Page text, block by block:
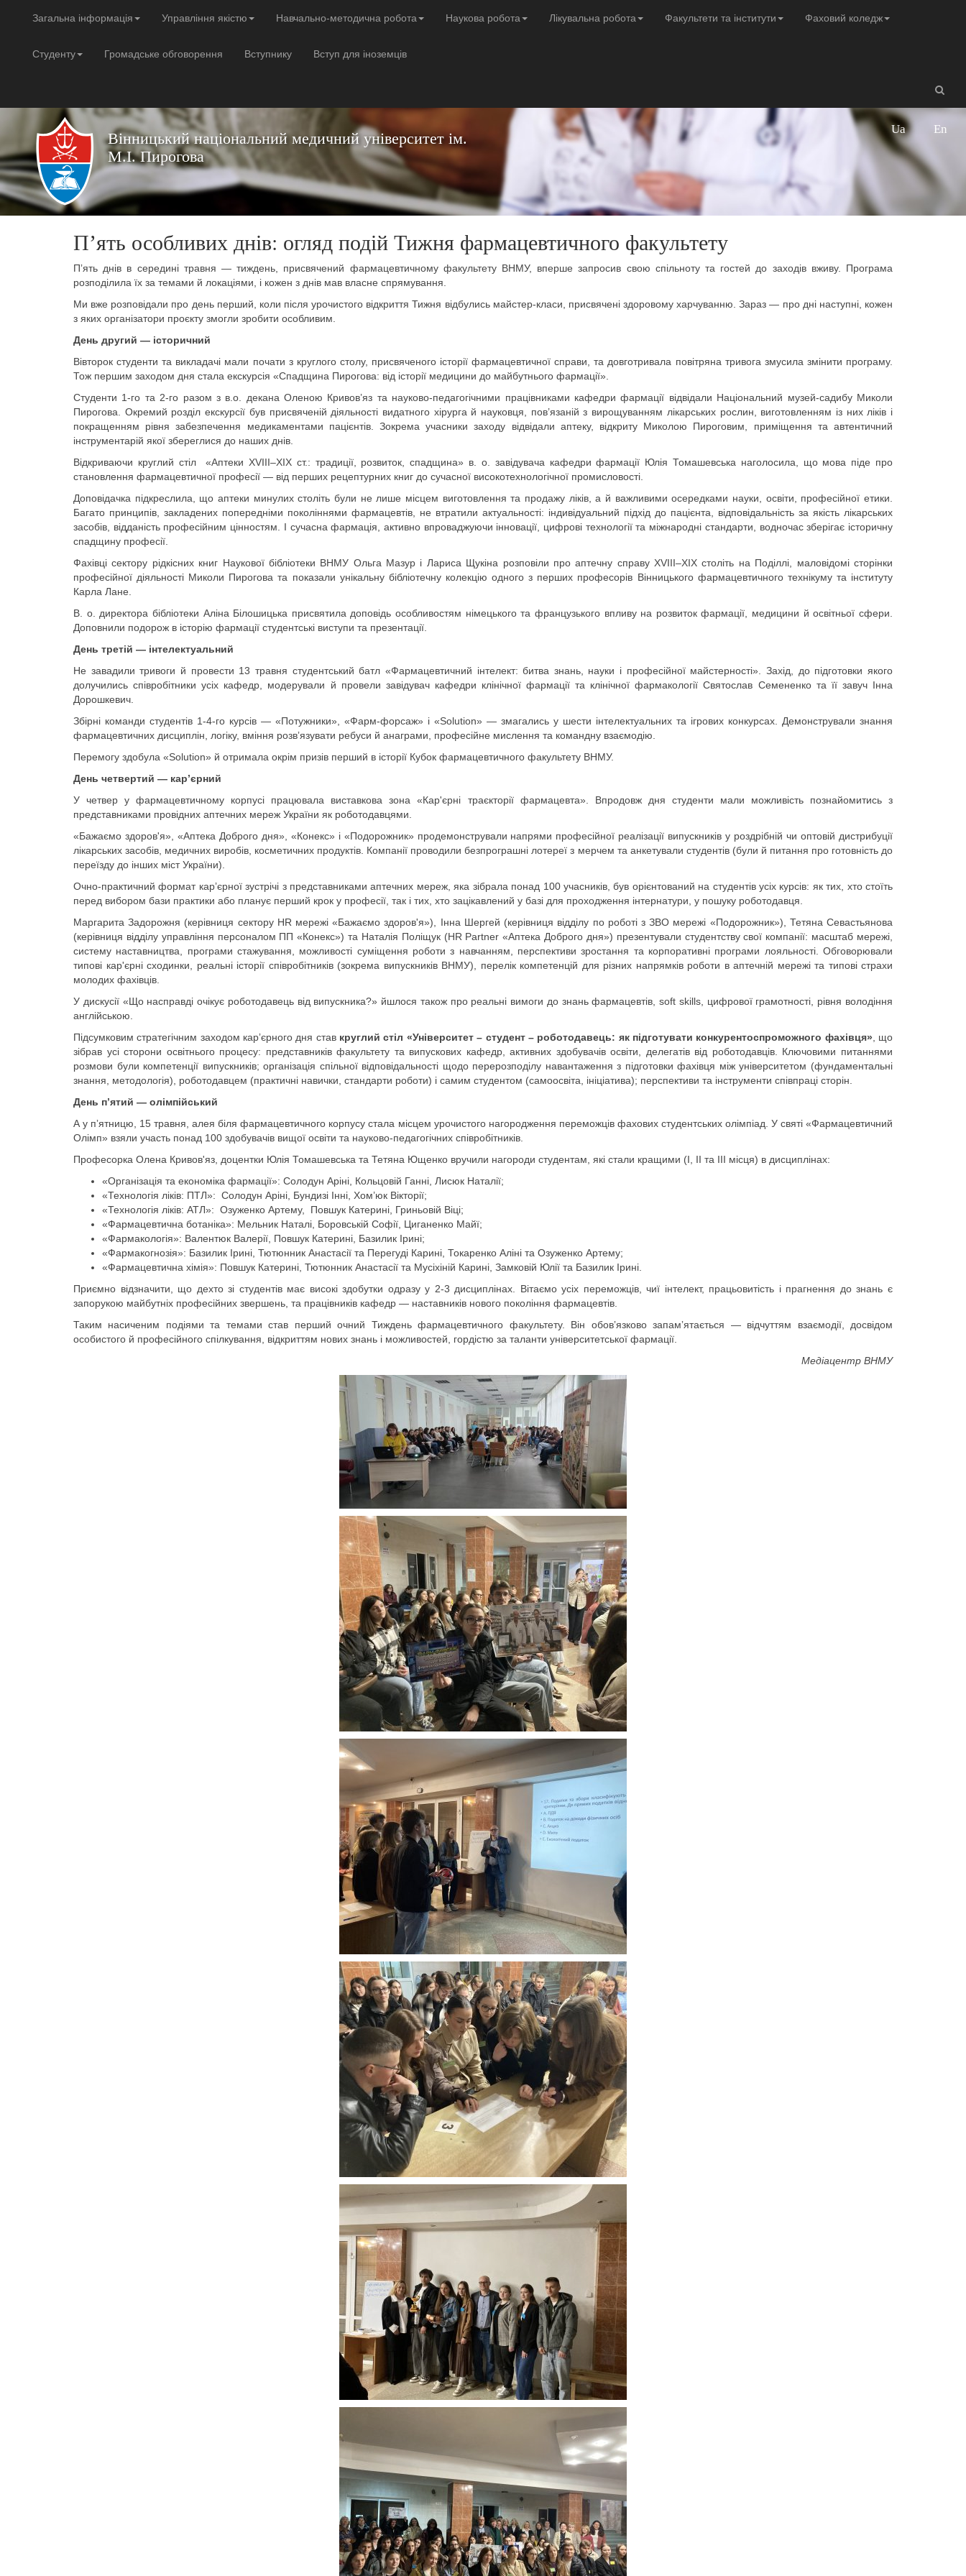
Загальна інформація Управління якістю Навчально-методична робота Наукова робота Лікувальна робота Факультети та інститути Фаховий коледж
Студенту Громадське обговорення Вступнику Вступ для іноземців
Вінницький національний медичний університет ім.
М.І. Пирогова
Ua En
Пʼять особливих днів: огляд подій Тижня фармацевтичного факультету
Пʼять днів в середині травня — тиждень, присвячений фармацевтичному факультету ВНМУ, вперше запросив свою спільноту та гостей до заходів вживу. Програма
розподілила їх за темами й локаціями, і кожен з днів мав власне спрямування.
Ми вже розповідали про день перший, коли після урочистого відкриття Тижня відбулись майстер-класи, присвячені здоровому харчуванню. Зараз — про дні наступні, кожен
з яких організатори проєкту змогли зробити особливим.
День другий — історичний
Вівторок студенти та викладачі мали почати з круглого столу, присвяченого історії фармацевтичної справи, та довготривала повітряна тривога змусила змінити програму.
Тож першим заходом дня стала екскурсія «Спадщина Пирогова: від історії медицини до майбутнього фармації».
Студенти 1-го та 2-го разом з в.о. декана Оленою Кривов’яз та науково-педагогічними працівниками кафедри фармації відвідали Національний музей-садибу Миколи
Пирогова. Окремий розділ екскурсії був присвяченій діяльності видатного хірурга й науковця, пов’язаній з вирощуванням лікарських рослин, виготовленням із них ліків і
покращенням рівня забезпечення медикаментами пацієнтів. Зокрема учасники заходу відвідали аптеку, відкриту Миколою Пироговим, приміщення та автентичний
інструментарій якої збереглися до наших днів.
Відкриваючи круглий стіл «Аптеки XVIII–XIX ст.: традиції, розвиток, спадщина» в. о. завідувача кафедри фармації Юлія Томашевська наголосила, що мова піде про
становлення фармацевтичної професії — від перших рецептурних книг до сучасної високотехнологічної промисловості.
Доповідачка підкреслила, що аптеки минулих століть були не лише місцем виготовлення та продажу ліків, а й важливими осередками науки, освіти, професійної етики.
Багато принципів, закладених попередніми поколіннями фармацевтів, не втратили актуальності: індивідуальний підхід до пацієнта, відповідальність за якість лікарських
засобів, відданість професійним цінностям. І сучасна фармація, активно впроваджуючи інновації, цифрові технології та міжнародні стандарти, водночас зберігає історичну
спадщину професії.
Фахівці сектору рідкісних книг Наукової бібліотеки ВНМУ Ольга Мазур і Лариса Щукіна розповіли про аптечну справу XVIII–XIX століть на Поділлі, маловідомі сторінки
професійної діяльності Миколи Пирогова та показали унікальну бібліотечну колекцію одного з перших професорів Вінницького фармацевтичного технікуму та інституту
Карла Лане.
В. о. директора бібліотеки Аліна Білошицька присвятила доповідь особливостям німецького та французького впливу на розвиток фармації, медицини й освітньої сфери.
Доповнили подорож в історію фармації студентські виступи та презентації.
День третій — інтелектуальний
Не завадили тривоги й провести 13 травня студентський батл «Фармацевтичний інтелект: битва знань, науки і професійної майстерності». Захід, до підготовки якого
долучились співробітники усіх кафедр, модерували й провели завідувач кафедри клінічної фармації та клінічної фармакології Святослав Семененко та її завуч Інна
Дорошкевич.
Збірні команди студентів 1-4-го курсів — «Потужники», «Фарм-форсаж» і «Solution» — змагались у шести інтелектуальних та ігрових конкурсах. Демонстрували знання
фармацевтичних дисциплін, логіку, вміння розвʼязувати ребуси й анаграми, професійне мислення та командну взаємодію.
Перемогу здобула «Solution» й отримала окрім призів перший в історії Кубок фармацевтичного факультету ВНМУ.
День четвертий — карʼєрний
У четвер у фармацевтичному корпусі працювала виставкова зона «Кар'єрні траєкторії фармацевта». Впродовж дня студенти мали можливість познайомитись з
представниками провідних аптечних мереж України як роботодавцями.
«Бажаємо здоров'я», «Аптека Доброго дня», «Конекс» і «Подорожник» продемонстрували напрями професійної реалізації випускників у роздрібній чи оптовій дистрибуції
лікарських засобів, медичних виробів, косметичних продуктів. Компанії проводили безпрограшні лотереї з мерчем та анкетували студентів (були й питання про готовність до
переїзду до інших міст України).
Очно-практичний формат карʼєрної зустрічі з представниками аптечних мереж, яка зібрала понад 100 учасників, був орієнтований на студентів усіх курсів: як тих, хто стоїть
перед вибором бази практики або планує перший крок у професії, так і тих, хто зацікавлений у базі для проходження інтернатури, у пошуку роботодавця.
Маргарита Задорожня (керівниця сектору HR мережі «Бажаємо здоров'я»), Інна Шергей (керівниця відділу по роботі з ЗВО мережі «Подорожник»), Тетяна Севастьянова
(керівниця відділу управління персоналом ПП «Конекс») та Наталія Поліщук (HR Partner «Аптека Доброго дня») презентували студентству свої компанії: масштаб мережі,
систему наставництва, програми стажування, можливості суміщення роботи з навчанням, перспективи зростання та корпоративні програми лояльності. Обговорювали
типові кар'єрні сходинки, реальні історії співробітників (зокрема випускників ВНМУ), перелік компетенцій для різних напрямків роботи в аптечній мережі та типові страхи
молодих фахівців.
У дискусії «Що насправді очікує роботодавець від випускника?» йшлося також про реальні вимоги до знань фармацевтів, soft skills, цифрової грамотності, рівня володіння
англійською.
Підсумковим стратегічним заходом карʼєрного дня став круглий стіл «Університет – студент – роботодавець: як підготувати конкурентоспроможного фахівця»
що
зібрав усі сторони освітнього процесу: представників факультету та випускових кафедр, активних здобувачів освіти, делегатів від роботодавців. Ключовими питаннями
розмови були компетенції випускників; організація спільної відповідальності щодо перерозподілу навантаження з підготовки фахівця між університетом (фундаментальні
знання, методологія), роботодавцем (практичні навички, стандарти роботи) і самим студентом (самоосвіта, ініціатива); перспективи та інструменти співпраці сторін.
День пʼятий — олімпійський
А у пʼятницю, 15 травня, алея біля фармацевтичного корпусу стала місцем урочистого нагородження переможців фахових студентських олімпіад. У святі «Фармацевтичний
Олімп» взяли участь понад 100 здобувачів вищої освіти та науково-педагогічних співробітників.
Професорка Олена Кривов'яз, доцентки Юлія Томашевська та Тетяна Ющенко вручили нагороди студентам, які стали кращими (I, II та III місця) в дисциплінах:
«Організація та економіка фармації»: Солодун Аріні, Кольцовій Ганні, Лисюк Наталії;
«Технологія ліків: ПТЛ»: Солодун Аріні, Бундизі Інні, Хом’юк Вікторії;
«Технологія ліків: АТЛ»: Озуженко Артему, Повшук Катерині, Гриньовій Віці;
«Фармацевтична ботаніка»: Мельник Наталі, Боровській Софії, Циганенко Майї;
«Фармакологія»: Валентюк Валерії, Повшук Катерині, Базилик Ірині;
«Фармакогнозія»: Базилик Ірині, Тютюнник Анастасії та Перегуді Карині, Токаренко Аліні та Озуженко Артему;
«Фармацевтична хімія»: Повшук Катерині, Тютюнник Анастасії та Мусіхіній Карині, Замковій Юлії та Базилик Ірині.
Приємно відзначити, що дехто зі студентів має високі здобутки одразу у 2-3 дисциплінах. Вітаємо усіх переможців, чиї інтелект, працьовитість і прагнення до знань є
запорукою майбутніх професійних звершень, та працівників кафедр — наставників нового покоління фармацевтів.
Таким насиченим подіями та темами став перший очний Тиждень фармацевтичного факультету. Він обовʼязково запамʼятається — відчуттям взаємодії, досвідом
особистого й професійного спілкування, відкриттям нових знань і можливостей, гордістю за таланти університетської фармації.
Медіацентр ВНМУ